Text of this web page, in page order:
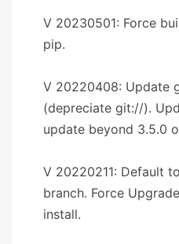
V 20230501: Force
pip.
V 20220408: Update
(depreciate git://).
update beyond 3.5.0
V 20220211: Default
branch. Force
install.